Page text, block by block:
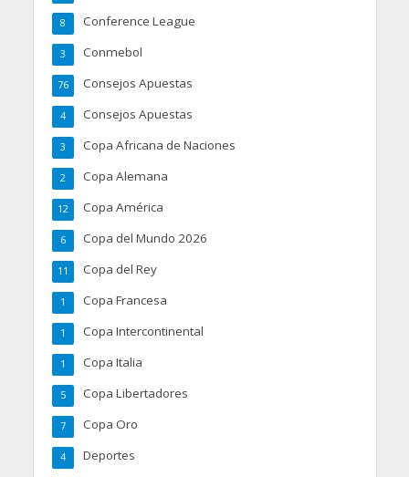
Conference League
8
Conmebol
3
Consejos Apuestas
76
Consejos Apuestas
4
Copa Africana de Naciones
3
Copa Alemana
2
Copa América
12
Copa del Mundo 2026
6
Copa del Rey
11
Copa Francesa
1
Copa Intercontinental
1
Copa Italia
1
Copa Libertadores
5
Copa Oro
7
Deportes
4